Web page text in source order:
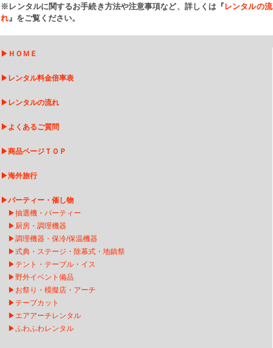
※レンタルに関するお手続き方法や注意事項など、詳しくは『 レンタルの流
れ』をご覧ください。
▶ ＨＯＭＥ
▶ レンタル料金倍率表
▶ レンタルの流れ
▶よくあるご質問
▶商品ページＴＯＰ
▶海外旅行
▶パーティー・催し物
▶抽選機・パーティー
▶ 厨房・調理機器
▶調理機器・保冷/保温機器
▶式典・ステージ・除幕式・地鎮祭
▶ テント・テーブル・イス
▶野外イベント備品
▶ お祭り・模擬店・アーチ
▶ テープカット
▶ エアアーチレンタ ル
▶ふわふわレンタル